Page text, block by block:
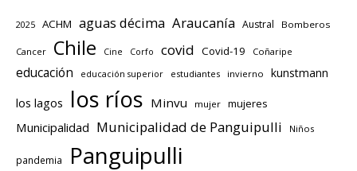
2025 ACHM aguas décima Araucanía Austral Bomberos
Cancer Chile Cine Corfo covid Covid-19 Coñaripe
educación educación superior estudiantes invierno kunstmann
los lagos los ríos Minvu mujer mujeres
Municipalidad Municipalidad de Panguipulli Niños
pandemia Panguipulli